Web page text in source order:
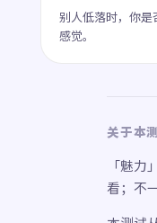
别人低落时，你
感觉。
关于本
「魅
看；不